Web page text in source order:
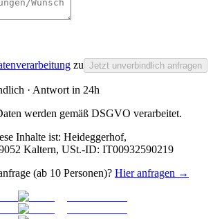
zu Jetzt unverbindlich anfragen
· Antwort in 24h
werden gemäß DSGVO verarbeitet.
Inhalte ist: Heideggerhof,
Kaltern, USt.-ID: IT00932590219
(ab 10 Personen)? Hier anfragen →